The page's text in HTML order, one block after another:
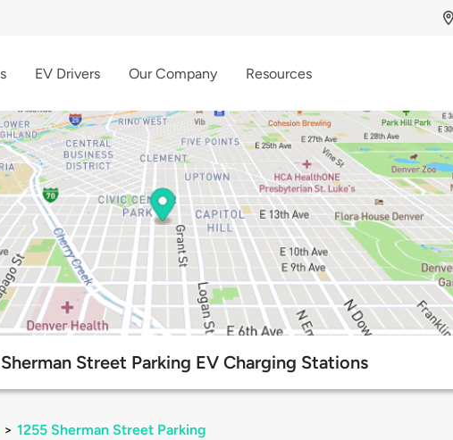
EV Drivers Our Company Resources
Street Parking EV Charging Stations
> 1255 Sherman Street Parking